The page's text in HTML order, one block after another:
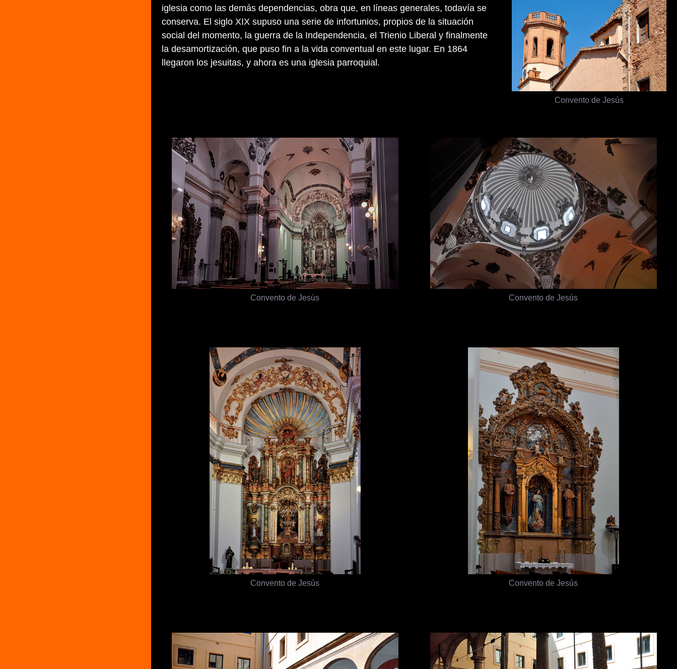
iglesia como las demás dependencias, obra que, en líneas generales, todavía se
conserva. El siglo XIX supuso una serie de infortunios, propios de la situación
social del momento, la guerra de la Independencia, el Trienio Liberal y finalmente
la desamortización, que puso fin a la vida conventual en este lugar. En 1864
llegaron los jesuitas, y ahora es una iglesia parroquial.
Convento de Jesús
Convento de Jesús Convento de Jesús
Convento de Jesús Convento de Jesús